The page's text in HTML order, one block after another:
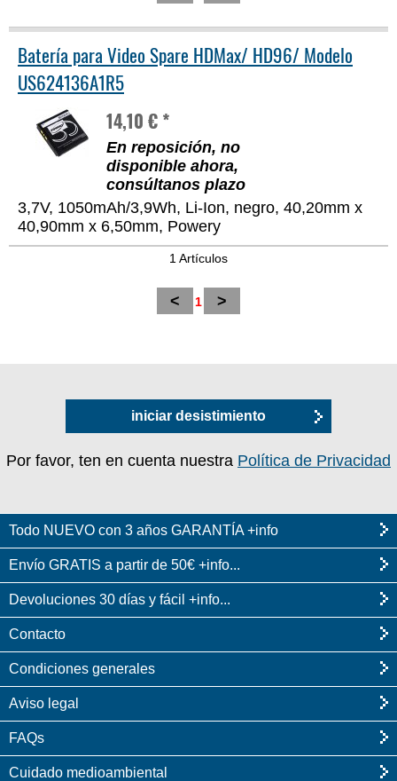
Batería para Video Spare HDMax/ HD96/ Modelo
US624136A1R5
14,10 € *
En reposición, no
disponible ahora,
consúltanos plazo
3,7V, 1050mAh/3,9Wh, Li-Ion, negro, 40,20mm x
40,90mm x 6,50mm, Powery
1 Artículos
< 1 >
iniciar desistimiento
Por favor, ten en cuenta nuestra Política de Privacidad
Todo NUEVO con 3 años GARANTÍA +info
Envío GRATIS a partir de 50€ +info...
Devoluciones 30 días y fácil +info...
Contacto
Condiciones generales
Aviso legal
FAQs
Cuidado medioambiental